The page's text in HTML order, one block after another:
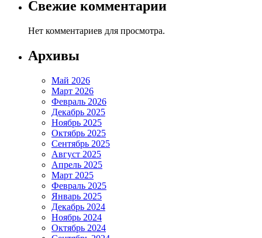
Свежие комментарии
Нет комментариев для просмотра.
Архивы
Май 2026
Март 2026
Февраль 2026
Декабрь 2025
Ноябрь 2025
Октябрь 2025
Сентябрь 2025
Август 2025
Апрель 2025
Март 2025
Февраль 2025
Январь 2025
Декабрь 2024
Ноябрь 2024
Октябрь 2024